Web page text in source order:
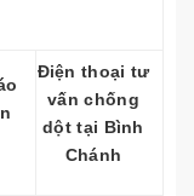
Điện thoại tư
vấn chống
dột tại Bình
Chánh